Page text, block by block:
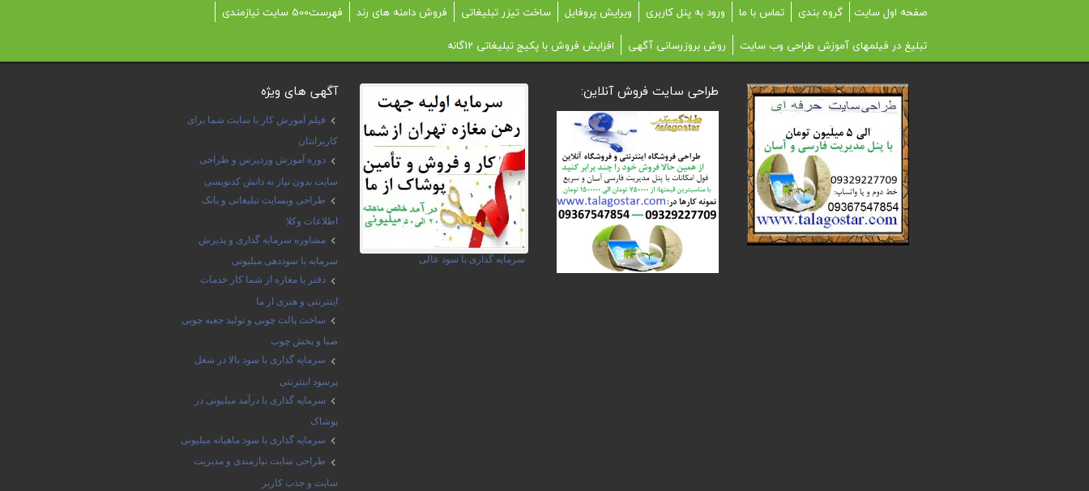
صفحه اول سایت گروه بندی تماس با ما ورود به پنل کاربری ویرایش پروفایل ساخت تیزر تبلیغاتی فروش دامنه های رند
فهرست500 سایت نیازمندی
تبلیغ در فیلمهای آموزش طراحی وب سایت
روش بروزرسانی آگهی افزایش فروش با پکیج تبلیغاتی 12گانه
آگهی های ویژه
فیلم آموزش کار با سایت شما برای
کاربرانتان
دوره آموزش وردپرس و طراحی
سایت بدون نیاز به دانش کدنویسی
طراحی وبسایت تبلیغاتی و بانک
اطلاعات وکلا
مشاوره سرمایه گذاری و پذیرش
سرمایه با سوددهی میلیونی
دفتر یا مغازه از شما کار خدمات
اینترنتی و هنری از ما
ساخت پالت چوبی و تولید جعبه چوبی
صبا و پخش چوب
سرمایه گذاری با سود بالا در شغل
پرسود اینترنتی
سرمایه گذاری با درآمد میلیونی در
پوشاک
سرمایه گذاری با سود ماهیانه میلیونی
طراحی سایت نیازمندی و مدیریت
سایت و جذب کاربر
سرمایه گذاری با سود عالی
طراحی سایت فروش آنلاین: